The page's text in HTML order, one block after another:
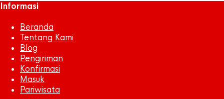
Informasi
Beranda
Tentang Kami
Blog
Pengiriman
Konfirmasi
Masuk
Pariwisata